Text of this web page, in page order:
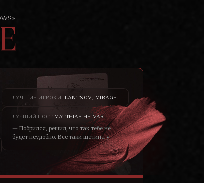
ЛУЧШИЕ ИГРОКИ: LANTSOV, MIRAGE
ЛУЧШИЙ ПОСТ MATTHIAS HELVAR
— Побрился, решил, что так тебе не
будет неудобно. Все таки щетина у
меня всегда была жёсткая, как
шерсть у медведя. – он хохотнул. —
Не думаю, что меня сторонятся
только из-за щетины. Скорее в
принципе от того, что я чужеземец.